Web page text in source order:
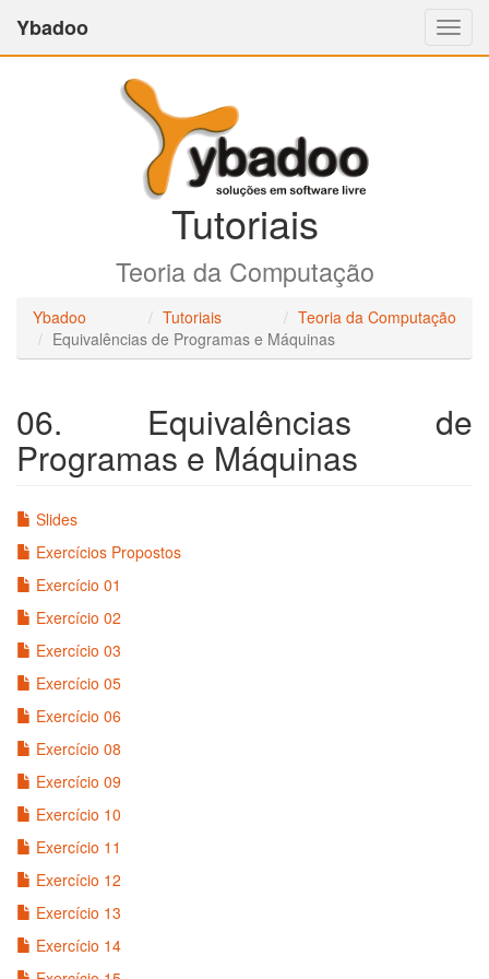
Ybadoo
Tutoriais
Teoria da Computação
Ybadoo Tutoriais
Teoria da Computação
Equivalências de Programas e Máquinas
06. Equivalências de
Programas e Máquinas
Slides
Exercícios Propostos
Exercício 01
Exercício 02
Exercício 03
Exercício 05
Exercício 06
Exercício 08
Exercício 09
Exercício 10
Exercício 11
Exercício 12
Exercício 13
Exercício 14